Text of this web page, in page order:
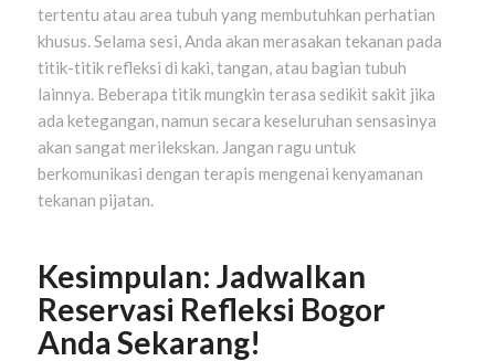
tertentu atau area tubuh yang membutuhkan perhatian
khusus. Selama sesi, Anda akan merasakan tekanan pada
titik-titik refleksi di kaki, tangan, atau bagian tubuh
lainnya. Beberapa titik mungkin terasa sedikit sakit jika
ada ketegangan, namun secara keseluruhan sensasinya
akan sangat merilekskan. Jangan ragu untuk
berkomunikasi dengan terapis mengenai kenyamanan
tekanan pijatan.
Kesimpulan: Jadwalkan
Reservasi Refleksi Bogor
Anda Sekarang!